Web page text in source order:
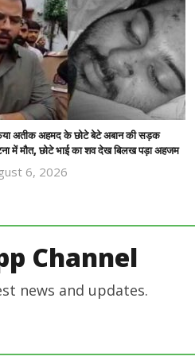
अतीक अहमद के छोटे बेटे अबान की सड़क
में मौत, छोटे भाई का शव देख बिलख पड़ा अहजम
6, 2026
Channel
news and updates.